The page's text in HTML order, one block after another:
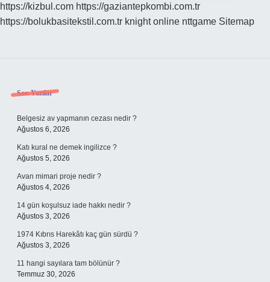
https://kizbul.com https://gaziantepkombi.com.tr
https://bolukbasitekstil.com.tr knight online nttgame Sitemap
Sidebar
Son Yazılar
Belgesiz av yapmanın cezası nedir ?
Ağustos 6, 2026
Katı kural ne demek ingilizce ?
Ağustos 5, 2026
Avan mimari proje nedir ?
Ağustos 4, 2026
14 gün koşulsuz iade hakkı nedir ?
Ağustos 3, 2026
1974 Kıbrıs Harekâtı kaç gün sürdü ?
Ağustos 3, 2026
11 hangi sayılara tam bölünür ?
Temmuz 30, 2026